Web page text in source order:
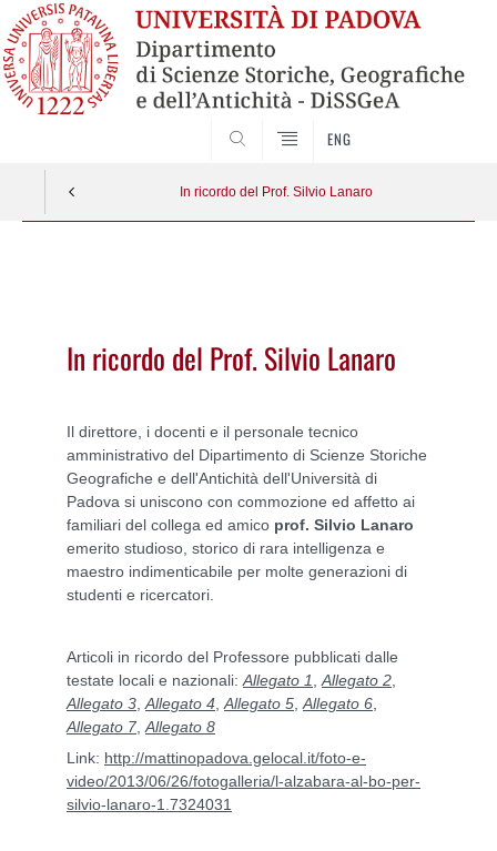
ENG
In ricordo del Prof. Silvio Lanaro
In ricordo del Prof. Silvio Lanaro
Il direttore, i docenti e il personale tecnico
amministrativo del Dipartimento di Scienze Storiche
Geografiche e dell'Antichità dell'Università di
Padova si uniscono con commozione ed affetto ai
familiari del collega ed amico prof. Silvio Lanaro
emerito studioso, storico di rara intelligenza e
maestro indimenticabile per molte generazioni di
studenti e ricercatori.
Articoli in ricordo del Professore pubblicati dalle
testate locali e nazionali: Allegato 1 Allegato 2
Allegato 3 Allegato 4 Allegato 5 Allegato 6
Allegato 7 Allegato 8
Link: http://mattinopadova.gelocal.it/foto-e-
video/2013/06/26/fotogalleria/l-alzabara-al-bo-per-
silvio-lanaro-1.7324031